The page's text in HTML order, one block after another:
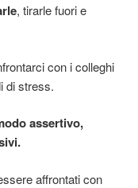
, tirarle fuori e
con i colleghi
di stress.
assertivo,
affrontati con